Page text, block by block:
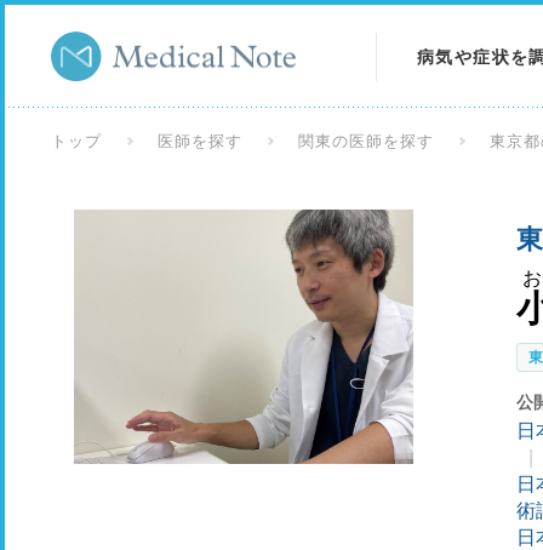
病気や症状を
検査を調べる
トップ 医師を探す 関東の医師を探す 東京
公
日
日
術
日